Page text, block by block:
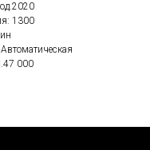
1300
000